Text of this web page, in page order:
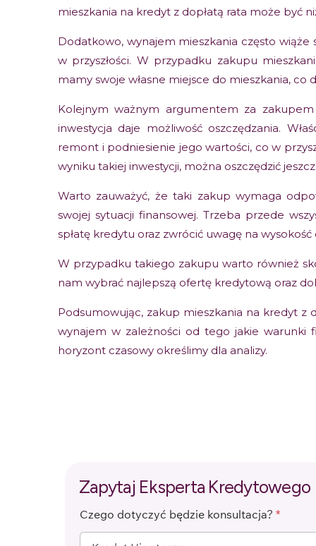
mieszkania na kredyt z dopłatą rata może być
Dodatkowo, wynajem mieszkania często
w przyszłości. W przypadku zakupu
mamy swoje własne miejsce do mieszkania,
Kolejnym ważnym argumentem za
inwestycja daje możliwość oszczędzania.
remont i podniesienie jego wartości, co w
wyniku takiej inwestycji, można oszczędzić
Warto zauważyć, że taki zakup wymaga
swojej sytuacji finansowej. Trzeba przede
spłatę kredytu oraz zwrócić uwagę na
W przypadku takiego zakupu warto również
nam wybrać najlepszą ofertę kredytową oraz
Podsumowując, zakup mieszkania na kredyt z
wynajem w zależności od tego jakie warunki
horyzont czasowy określimy dla analizy.
Zapytaj Eksperta Kredytowego
Czego dotyczyć będzie konsultacja? *